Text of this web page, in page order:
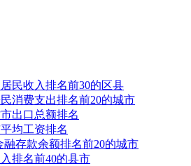
民收入排名前30的区县
消费支出排名前20的城市
出口总额排名
均工资排名
融存款余额排名前20的城市
排名前40的县市